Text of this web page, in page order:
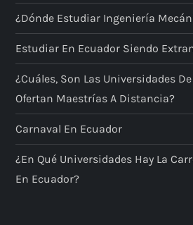
¿Dónde Estudiar Ingeniería
Estudiar En Ecuador Siendo
¿Cuáles, Son Las Universidades
Ofertan Maestrías A Distancia?
Carnaval En Ecuador
¿En Qué Universidades Hay La
En Ecuador?